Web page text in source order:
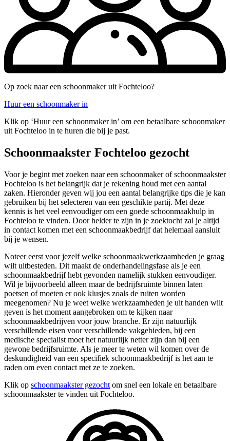
Op zoek naar een schoonmaker uit Fochteloo?
Huur een schoonmaker in
Klik op ‘Huur een schoonmaker in’ om een betaalbare schoonmaker
uit Fochteloo in te huren die bij je past.
Schoonmaakster Fochteloo gezocht
Voor je begint met zoeken naar een schoonmaker of schoonmaakster
Fochteloo is het belangrijk dat je rekening houd met een aantal
zaken. Hieronder geven wij jou een aantal belangrijke tips die je kan
gebruiken bij het selecteren van een geschikte partij. Met deze
kennis is het veel eenvoudiger om een goede schoonmaakhulp in
Fochteloo te vinden. Door helder te zijn in je zoektocht zal je altijd
in contact komen met een schoonmaakbedrijf dat helemaal aansluit
bij je wensen.
Noteer eerst voor jezelf welke schoonmaakwerkzaamheden je graag
wilt uitbesteden. Dit maakt de onderhandelingsfase als je een
schoonmaakbedrijf hebt gevonden namelijk stukken eenvoudiger.
Wil je bijvoorbeeld alleen maar de bedrijfsruimte binnen laten
poetsen of moeten er ook klusjes zoals de ruiten worden
meegenomen? Nu je weet welke werkzaamheden je uit handen wilt
geven is het moment aangebroken om te kijken naar
schoonmaakbedrijven voor jouw branche. Er zijn natuurlijk
verschillende eisen voor verschillende vakgebieden, bij een
medische specialist moet het natuurlijk netter zijn dan bij een
gewone bedrijfsruimte. Als je meer te weten wil komen over de
deskundigheid van een specifiek schoonmaakbedrijf is het aan te
raden om even contact met ze te zoeken.
Klik op schoonmaakster gezocht om snel een lokale en betaalbare
schoonmaakster te vinden uit Fochteloo.